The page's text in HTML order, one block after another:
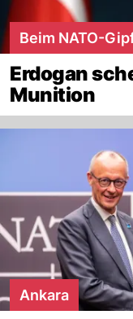
Beim NATO-
Erdogan
Munition
Ankara